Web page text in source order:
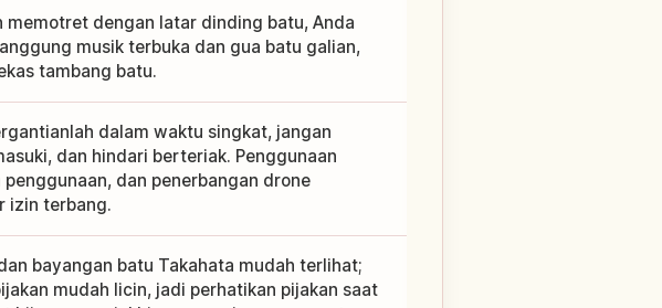
memotret dengan latar dinding batu, Anda
musik terbuka dan gua batu galian,
tambang batu.
dalam waktu singkat, jangan
dan hindari berteriak. Penggunaan
dan penerbangan drone
izin terbang.
bayangan batu Takahata mudah terlihat;
mudah licin, jadi perhatikan pijakan saat